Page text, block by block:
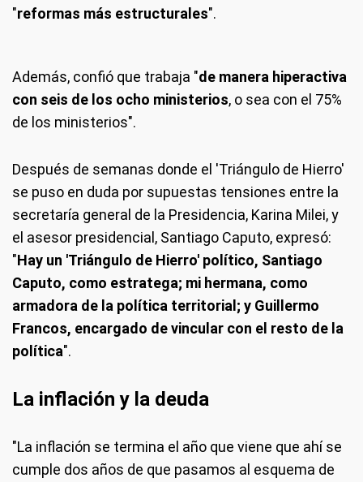
"reformas más estructurales".
Además, confió que trabaja "de manera hiperactiva
con seis de los ocho ministerios, o sea con el 75%
de los ministerios".
Después de semanas donde el 'Triángulo de Hierro'
se puso en duda por supuestas tensiones entre la
secretaría general de la Presidencia, Karina Milei, y
el asesor presidencial, Santiago Caputo, expresó:
"Hay un 'Triángulo de Hierro' político, Santiago
Caputo, como estratega; mi hermana, como
armadora de la política territorial; y Guillermo
Francos, encargado de vincular con el resto de la
política".
La inflación y la deuda
"La inflación se termina el año que viene que ahí se
cumple dos años de que pasamos al esquema de